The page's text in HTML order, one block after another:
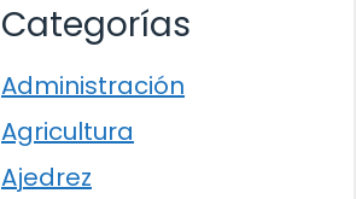
Categorías
Administración
Agricultura
Ajedrez